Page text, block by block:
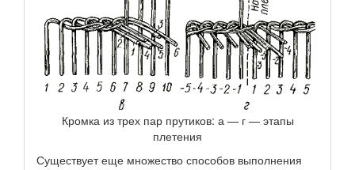
Кромка из трех пар прутиков: а — г — этапы
плетения
Существует еще множество способов выполнения